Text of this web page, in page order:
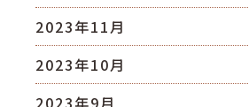
2023年11月
2023年10月
2023年9月